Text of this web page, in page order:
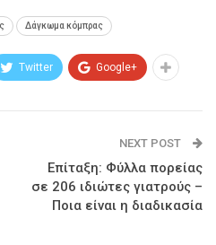
Δάγκωμα κόμπρας
Twitter Google+
NEXT POST
Επίταξη: Φύλλα πορείας
σε 206 ιδιώτες γιατρούς –
Ποια είναι η διαδικασία